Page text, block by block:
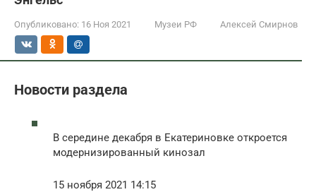
Опубликовано: 16 Ноя 2021 Музеи РФ Алексей Смирнов
Новости раздела
В середине декабря в Екатериновке откроется
модернизированный кинозал
15 ноября 2021 14:15